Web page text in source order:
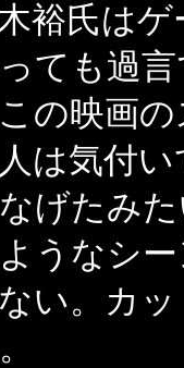
裕氏はゲ
ても過
の映画
は気付
げたみ
うなシ
い。カ